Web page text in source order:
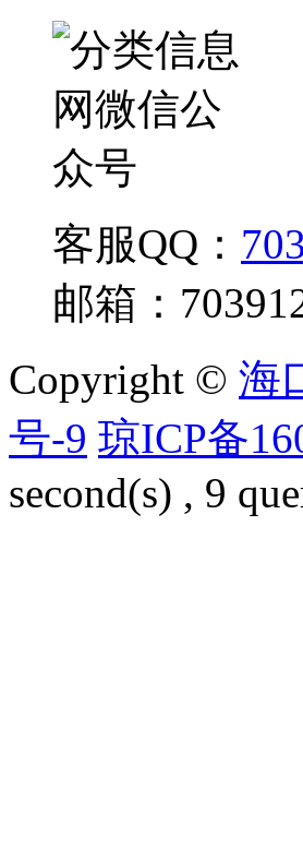
客服QQ：
邮箱：
Copyright © 海
号-9 琼ICP备
second(s) , 9